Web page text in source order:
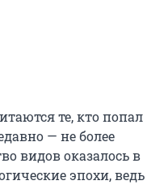
те, кто попал
— не более
видов оказалось в
эпохи, ведь